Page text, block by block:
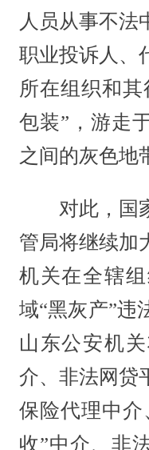
人员从事不法
职业投诉人、
所在组织和
包装”，游走
之间的灰色地
对此，国家
管局将继续加
机关在全辖
域“黑灰产”违
山东公安机
介、非法网贷
保险代理中介
收”中介、非